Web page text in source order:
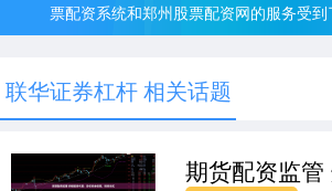
票配资系统和郑州股票配资网的服务受到
联华证券杠杆 相关话题